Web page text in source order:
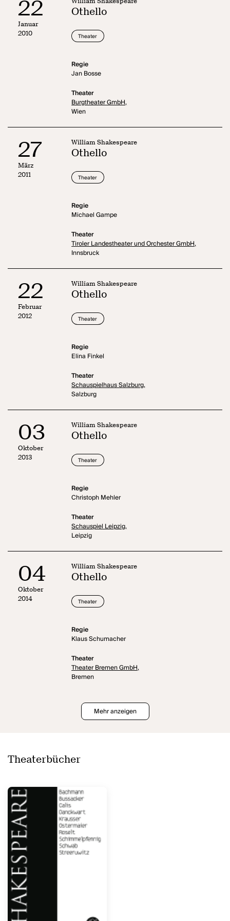
22
Januar
2010
Othello
Theater
Regie
Jan Bosse
Theater
Burgtheater GmbH,
Wien
27
März
2011
William Shakespeare
Othello
Theater
Regie
Michael Gampe
Theater
Tiroler Landestheater und Orchester GmbH,
Innsbruck
22
Februar
2012
William Shakespeare
Othello
Theater
Regie
Elina Finkel
Theater
Schauspielhaus Salzburg,
Salzburg
03
Oktober
2013
William Shakespeare
Othello
Theater
Regie
Christoph Mehler
Theater
Schauspiel Leipzig,
Leipzig
04
Oktober
2014
William Shakespeare
Othello
Theater
Regie
Klaus Schumacher
Theater
Theater Bremen GmbH,
Bremen
Mehr anzeigen
Theaterbücher